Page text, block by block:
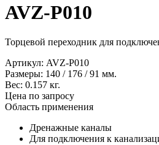
AVZ-P010
Торцевой переходник для
Артикул: AVZ-P010
Размеры: 140 / 176 /91 мм.
Вес: 0.157 кг.
Цена по запросу
Область применения
Дренажные каналы
Для подключения к